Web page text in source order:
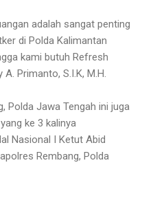
adalah sangat penting
di Polda Kalimantan
kami butuh Refresh
Primanto, S.I.K, M.H.
Polda Jawa Tengah ini juga
ke 3 kalinya
Nasional I Ketut Abid
Rembang, Polda